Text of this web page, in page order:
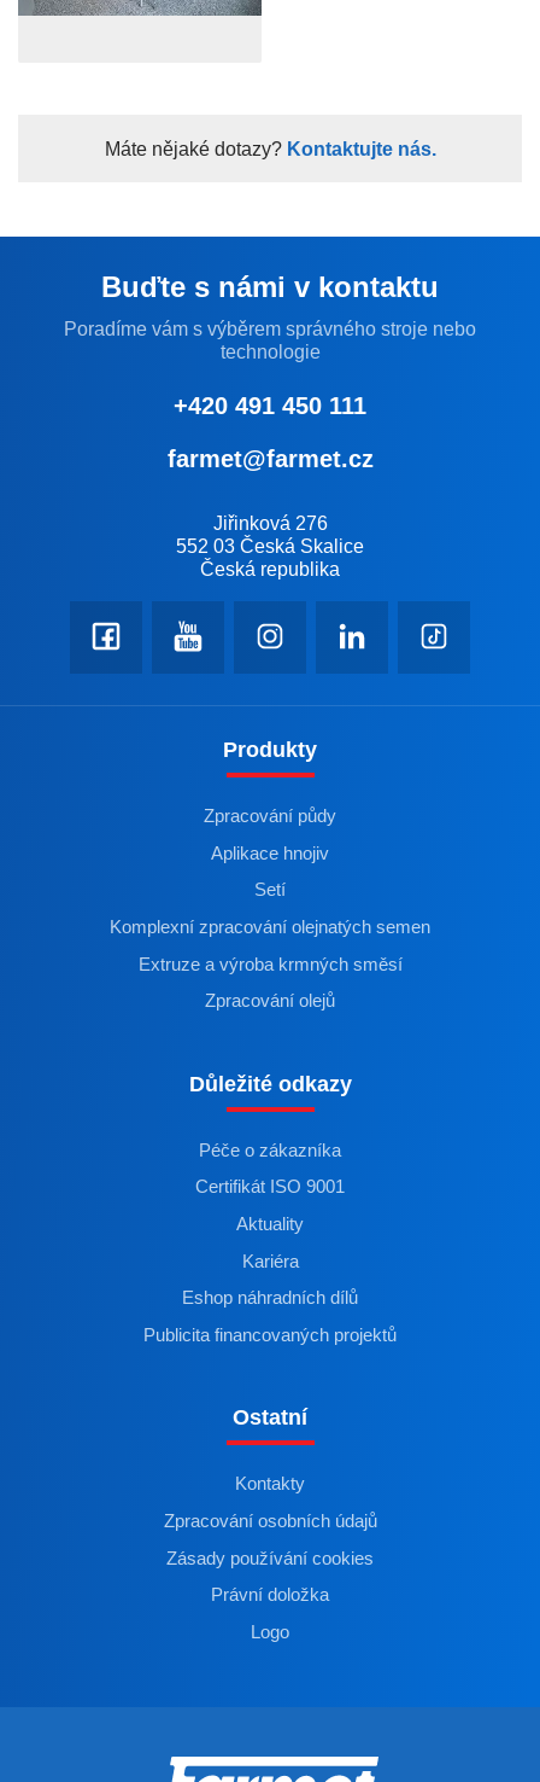
Máte nějaké dotazy?Kontaktujte nás.
Buďte s námi v kontaktu
Poradíme vám s výběrem správného stroje nebo
technologie
+420 491 450 111
farmet@farmet.cz
Jiřinková 276
552 03 Česká Skalice
Česká republika
Produkty
Zpracování půdy
Aplikace hnojiv
Setí
Komplexní zpracování olejnatých semen
Extruze a výroba krmných směsí
Zpracování olejů
Důležité odkazy
Péče o zákazníka
Certifikát ISO 9001
Aktuality
Kariéra
Eshop náhradních dílů
Publicita financovaných projektů
Ostatní
Kontakty
Zpracování osobních údajů
Zásady používání cookies
Právní doložka
Logo